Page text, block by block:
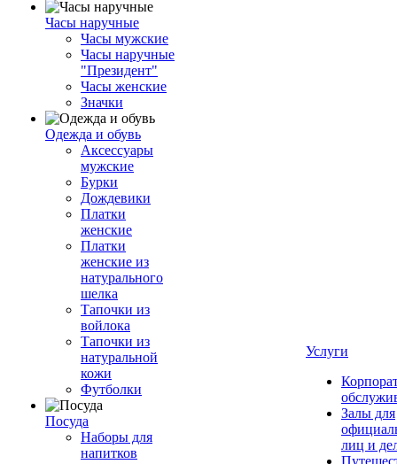
Часы наручные
Часы мужские
Часы наручные
"Президент"
Часы женские
Значки
Одежда и обувь
Аксессуары
мужские
Бурки
Дождевики
Платки
женские
Платки
женские из
натурального
шелка
Тапочки из
войлока
Тапочки из
натуральной
кожи
Футболки
Посуда
Наборы для
напитков
Услуги
Залы для
лиц и